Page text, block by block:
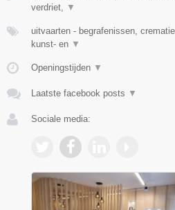
verdriet,
▼
uitvaarten - begrafenissen,
kunst- en ▼
Openingstijden ▼
Laatste facebook posts ▼
Sociale media: